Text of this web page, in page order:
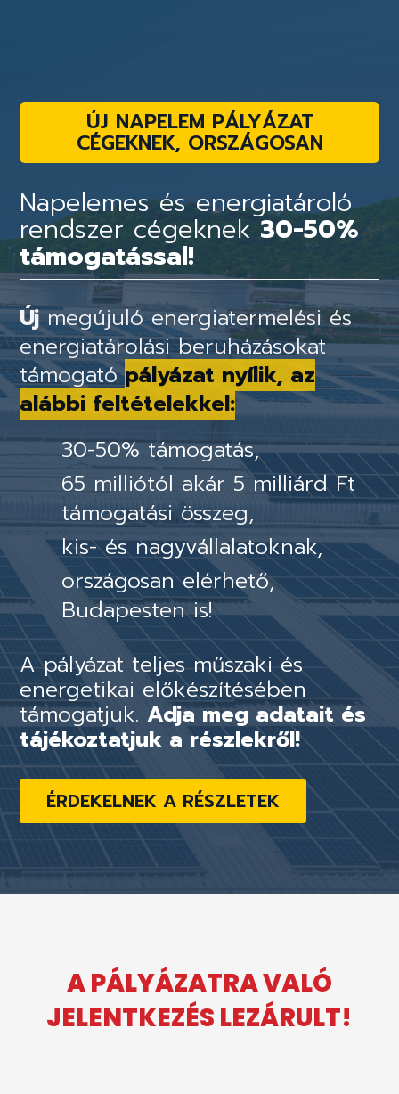
ÚJ NAPELEM PÁLYÁZAT
CÉGEKNEK, ORSZÁGOSAN
Napelemes és energiatároló
rendszer cégeknek30-50%
támogatással!
Újmegújuló energiatermelési és
energiatárolási beruházásokat
támogató pályázat nyílik, az
alábbi feltételekkel:
30-50% támogatás,
65 milliótól akár 5 milliárd Ft
támogatási összeg,
kis- és nagyvállalatoknak,
országosan elérhető,
Budapesten is!
A pályázat teljes műszaki és
energetikai előkészítésében
támogatjuk.Adja meg adatait és
tájékoztatjuk a részlekről!
ÉRDEKELNEK A RÉSZLETEK
A PÁLYÁZATRA VALÓ
JELENTKEZÉS LEZÁRULT!